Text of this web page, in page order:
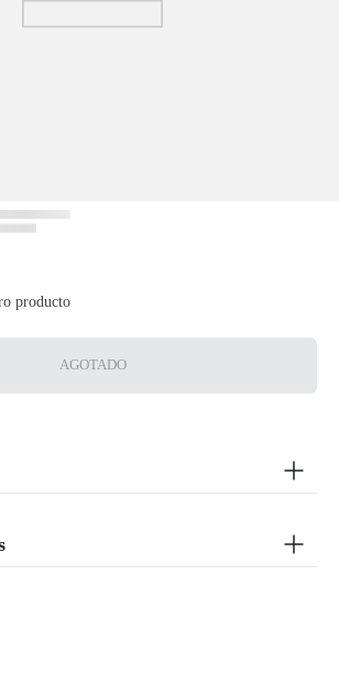
AGOTADO